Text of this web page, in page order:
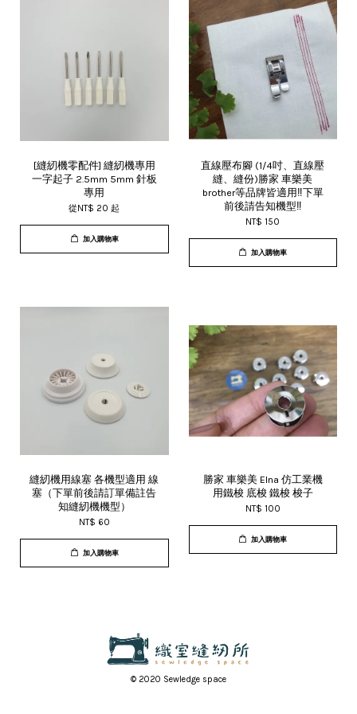
[縫紉機零配件] 縫紉機專用
一字起子 2.5mm 5mm 針板
專用
從NT$ 20起
加入購物車
直線壓布腳 (1/4吋、直線壓
縫、縫份)勝家 車樂美
brother等品牌皆適用‼️下單
前後請告知機型‼️
NT$ 150
加入購物車
縫紉機用線塞 各機型適用 線
塞（下單前後請訂單備註告
知縫紉機機型）
NT$ 60
加入購物車
勝家 車樂美 Elna 仿工業機
用鐵梭 底梭 鐵梭 梭子
NT$ 100
加入購物車
© 2020 Sewledge space